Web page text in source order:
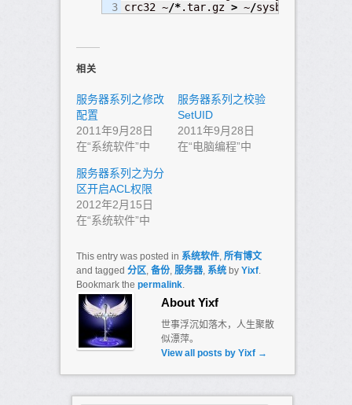
crc32 ~/*.tar.gz > ~/sysbak_$
相关
服务器系列之修改
配置
2011年9月28日
在“系统软件”中
服务器系列之校验
SetUID
2011年9月28日
在“电脑编程”中
服务器系列之为分
区开启ACL权限
2012年2月15日
在“系统软件”中
This entry was posted in 系统软件, 所有博文
and tagged 分区, 备份, 服务器, 系统by Yixf.
Bookmark the permalink.
About Yixf
世事浮沉如落木，人生聚散
似漂萍。
View all posts by Yixf →